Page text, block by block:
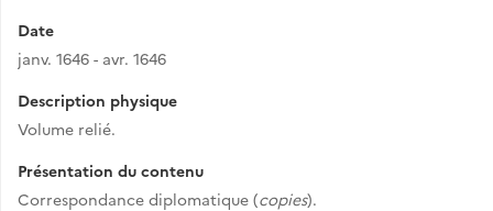
Date
janv. 1646 - avr. 1646
Description physique
Volume relié.
Présentation du contenu
Correspondance diplomatique (copies).